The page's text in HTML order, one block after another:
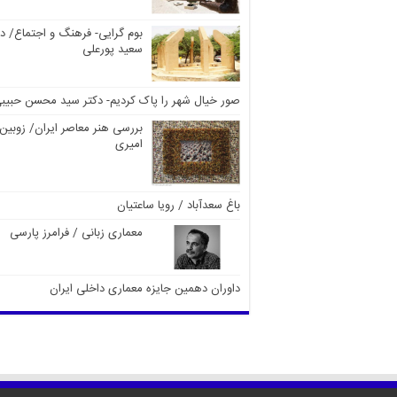
بوم گرایی- فرهنگ و اجتماع/
سعید پورعلی
صور خیال شهر را پاک کردیم- دکتر سید محسن
بررسی هنر معاصر ایران/ زوبین
امیری
باغ سعدآباد / رویا ساعتیان
معماری زبانی / فرامرز پارسی
داوران دهمین جایزه معماری داخلی ایران